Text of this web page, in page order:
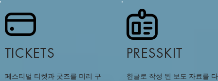
TICKETS
페스티벌 티켓과 굿즈를 미리 구
PRESSKIT
한글로 작성 된 보도 자료를